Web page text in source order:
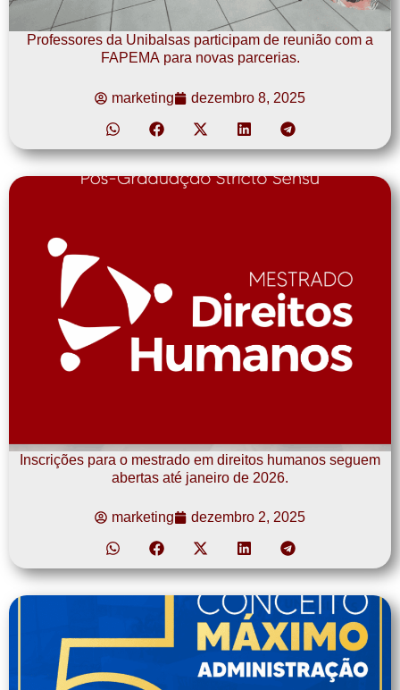
Professores da Unibalsas participam de reunião com a
FAPEMA para novas parcerias.
marketing dezembro 8, 2025
Inscrições para o mestrado em direitos humanos seguem
abertas até janeiro de 2026.
marketing dezembro 2, 2025